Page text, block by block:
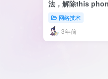
法，解除this
提醒网络技术
3年前